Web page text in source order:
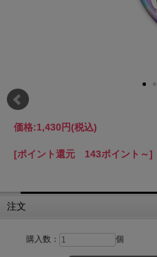
価格:1,430円(税込)
[ポイント還元 143ポイント～]
注文
購入数： 個